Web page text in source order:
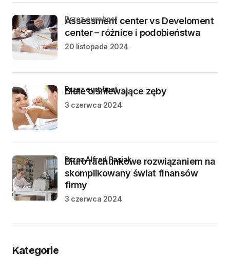
Assessment center vs Develoment
center – różnice i podobieństwa
przez eurohost
20 listopada 2024
Białe olśniewające zęby
przez eurohost
3 czerwca 2024
Biuro rachunkowe rozwiązaniem na
skomplikowany świat finansów
firmy
przez Alfred Pasiak
3 czerwca 2024
Kategorie